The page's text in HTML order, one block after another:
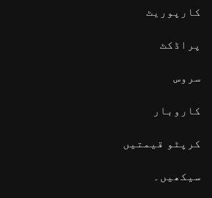
کارپوریٹ
پراڈکٹ
سروس
کاروبار
کرپٹو قیمتیں
سیکھیں۔